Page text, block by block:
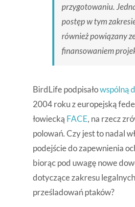
przygotowaniu.
postęp w tym
również powiązany
finansowaniem
BirdLife podpisałowspólną
2004 roku z europejską
łowiecką FACE, na rzecz
polowań. Czy jest to nadal
podejście do zapewnienia
biorąc pod uwagę nowe
dotyczące zakresu legalnych
prześladowań ptaków?